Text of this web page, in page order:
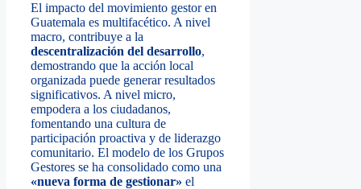
El impacto del movimiento gestor en
Guatemala es multifacético. A nivel
macro, contribuye a la
descentralización del desarrollo,
demostrando que la acción local
organizada puede generar resultados
significativos. A nivel micro,
empodera a los ciudadanos,
fomentando una cultura de
participación proactiva y de liderazgo
comunitario. El modelo de los Grupos
Gestores se ha consolidado como una
«nueva forma de gestionar» el